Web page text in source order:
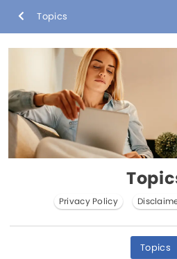
Topics
Privacy Policy
Topics